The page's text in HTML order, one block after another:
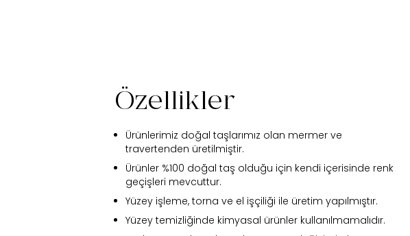
Özellikler
Ürünlerimiz doğal taşlarımız olan mermer ve
travertenden üretilmiştir.
Ürünler %100 doğal taş olduğu için kendi içerisinde renk
geçişleri mevcuttur.
Yüzey işleme, torna ve el işçiliği ile üretim yapılmıştır.
Yüzey temizliğinde kimyasal ürünler kullanılmamalıdır.